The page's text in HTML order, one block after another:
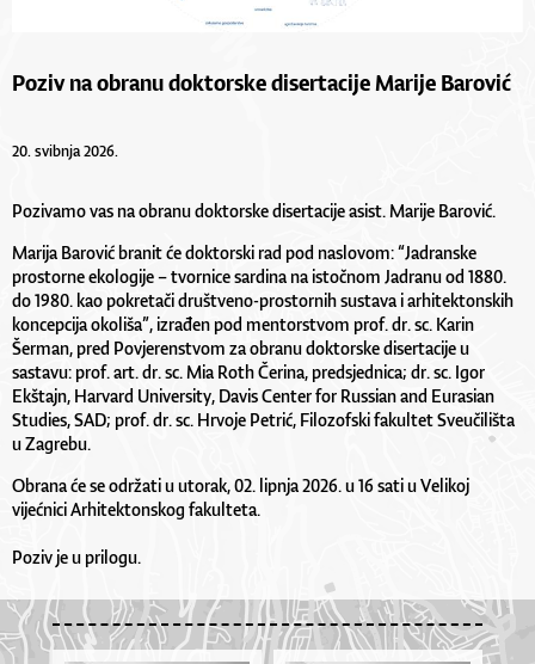
Poziv na obranu doktorske disertacije Marije Barović
20. svibnja 2026.
Pozivamo vas na obranu doktorske disertacije asist. Marije Barović.
Marija Barović branit će doktorski rad pod naslovom: “Jadranske
prostorne ekologije – tvornice sardina na istočnom Jadranu od 1880.
do 1980. kao pokretači društveno-prostornih sustava i arhitektonskih
koncepcija okoliša”, izrađen pod mentorstvom prof. dr. sc. Karin
Šerman, pred Povjerenstvom za obranu doktorske disertacije u
sastavu: prof. art. dr. sc. Mia Roth Čerina, predsjednica; dr. sc. Igor
Ekštajn, Harvard University, Davis Center for Russian and Eurasian
Studies, SAD; prof. dr. sc. Hrvoje Petrić, Filozofski fakultet Sveučilišta
u Zagrebu.
Obrana će se održati u utorak, 02. lipnja 2026. u 16 sati u Velikoj
vijećnici Arhitektonskog fakulteta.
Poziv je u prilogu.